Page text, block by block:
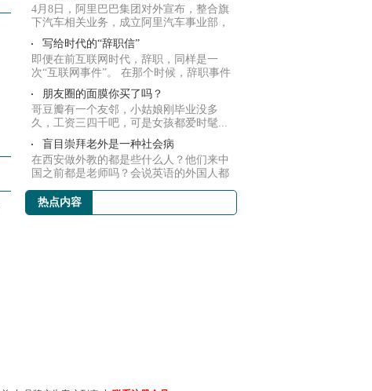
4月8日，阿里巴巴集团对外宣布，整合旗
下汽车相关业务，成立阿里汽车事业部，
原聚划算...
写给时代的“辞职信”
即便在前互联网时代，辞职，同样是一
次“互联网事件”。 在那个时候，辞职事件
可能表...
朋友圈的面膜你买了吗？
哥豆瓣有一个友邻，小姑娘刚毕业没多
久，工资三四千吧，可是女孩都爱时髦...
盲目崇拜老外是一种社会病
在西安做外教的都是些什么人？他们来中
国之前都是老师吗？会说英语的外国人都
热点内容